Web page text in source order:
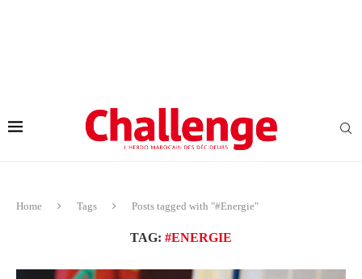
Home Tags Posts tagged with "#Energie"
TAG: #ENERGIE